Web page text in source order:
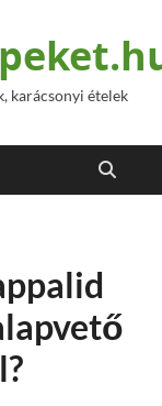
karácsonyi ételek